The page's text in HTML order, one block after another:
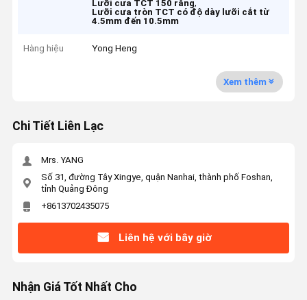
Lưỡi cưa TCT 150 răng,
Lưỡi cưa tròn TCT có độ dày lưỡi cắt từ
4.5mm đến 10.5mm
Hàng hiệu Yong Heng
Xem thêm
Chi Tiết Liên Lạc
Mrs. YANG
Số 31, đường Tây Xingye, quận Nanhai, thành phố Foshan,
tỉnh Quảng Đông
+8613702435075
Liên hệ với bây giờ
Nhận Giá Tốt Nhất Cho